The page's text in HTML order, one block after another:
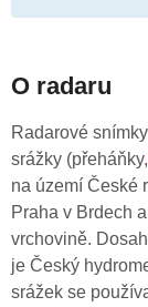
O radaru
Radarové
srážky (přeháňky,
na území České
Praha v Brdech
vrchovině.
je Český
srážek se